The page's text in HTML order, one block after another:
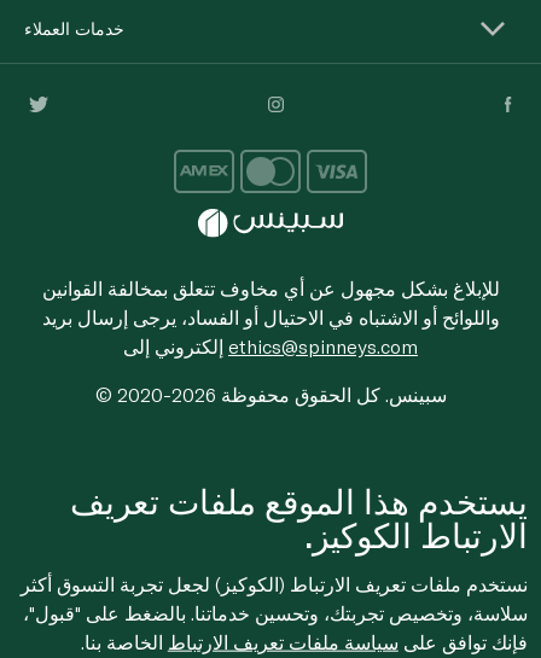
خدمات العملاء
للإبلاغ بشكل مجهول عن أي مخاوف تتعلق بمخالفة القوانين
واللوائح أو الاشتباه في الاحتيال أو الفساد، يرجى إرسال بريد
ethics@spinneys.com
© 2020-2026 سبينس. كل الحقوق محفوظة
يستخدم هذا الموقع ملفات تعريف
الارتباط الكوكيز.
نستخدم ملفات تعريف الارتباط (الكوكيز) لجعل تجربة التسوق أكثر
سلاسة، وتخصيص تجربتك، وتحسين خدماتنا. بالضغط على "قبول"،
فإنك توافق على سياسة ملفات تعريف الارتباط الخاصة بنا.